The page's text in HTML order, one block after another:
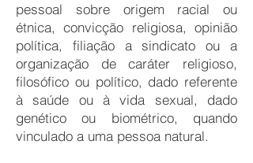
pessoal sobre origem racial ou
étnica, convicção religiosa, opinião
política, filiação a sindicato ou a
organização de caráter religioso,
filosófico ou político, dado referente
à saúde ou à vida sexual, dado
genético ou biométrico, quando
vinculado a uma pessoa natural.